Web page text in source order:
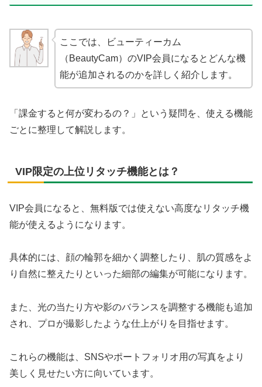
ここでは、ビューティーカム
（BeautyCam）のVIP会員になるとどんな機
能が追加されるのかを詳しく紹介します。
「課金すると何が変わるの？」という疑問を、使える機能
ごとに整理して解説します。
VIP限定の上位リタッチ機能とは？
VIP会員になると、無料版では使えない高度なリタッチ機
能が使えるようになります。
具体的には、顔の輪郭を細かく調整したり、肌の質感をよ
り自然に整えたりといった細部の編集が可能になります。
また、光の当たり方や影のバランスを調整する機能も追加
され、プロが撮影したような仕上がりを目指せます。
これらの機能は、SNSやポートフォリオ用の写真をより
美しく見せたい方に向いています。